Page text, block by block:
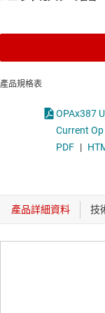
產品規格表
OPAx387
PDF |